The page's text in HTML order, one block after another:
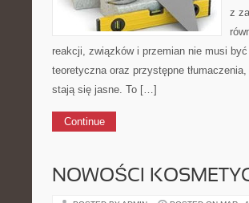
z
reakcji, związków i przemian nie musi
teoretyczna oraz przystępne
stają się jasne. To […]
Continue
NOWOŚCI